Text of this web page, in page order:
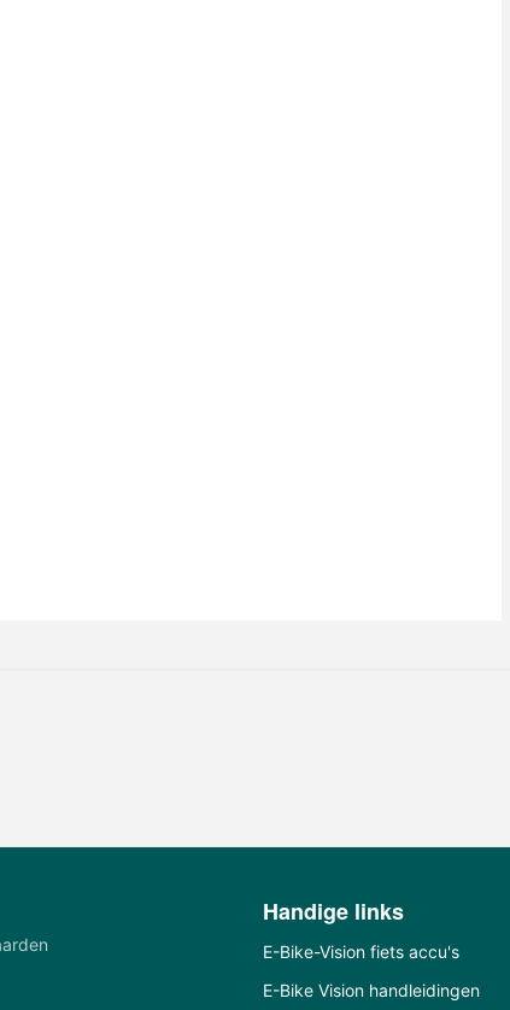
Handige links
E-Bike-Vision fiets accu's
E-Bike Vision handleidingen